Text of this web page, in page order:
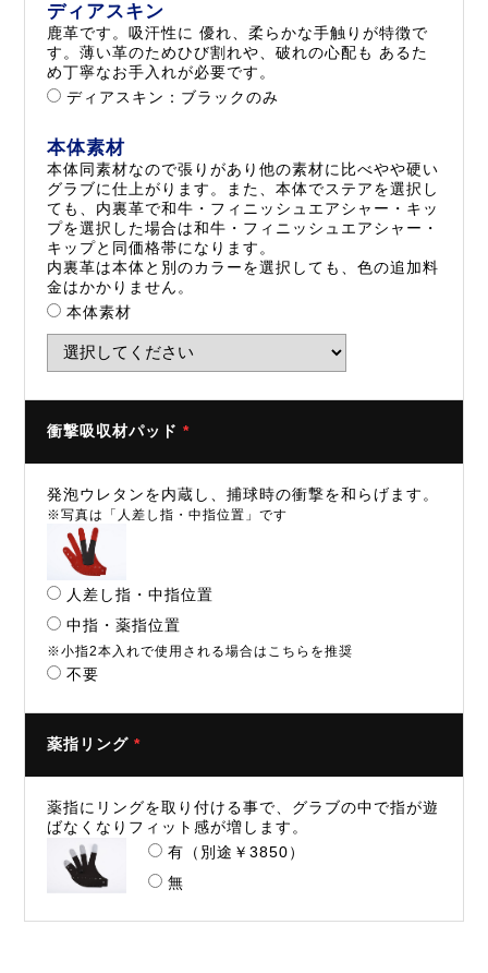
ディアスキン
鹿革です。吸汗性に 優れ、柔らかな手触りが特徴で
す。薄い革のためひび割れや、破れの心配も あるた
め丁寧なお手入れが必要です。
ディアスキン：ブラックのみ
本体素材
本体同素材なので張りがあり他の素材に比べやや硬い
グラブに仕上がります。また、本体でステアを選択し
ても、内裏革で和牛・フィニッシュエアシャー・キッ
プを選択した場合は和牛・フィニッシュエアシャー・
キップと同価格帯になります。
内裏革は本体と別のカラーを選択しても、色の追加料
金はかかりません。
本体素材
衝撃吸収材パッド*
発泡ウレタンを内蔵し、捕球時の衝撃を和らげます。
※写真は「人差し指・中指位置」です
人差し指・中指位置
中指・薬指位置
※小指2本入れで使用される場合はこちらを推奨
不要
薬指リング*
薬指にリングを取り付ける事で、グラブの中で指が遊
ばなくなりフィット感が増します。
有（別途￥3850）
無